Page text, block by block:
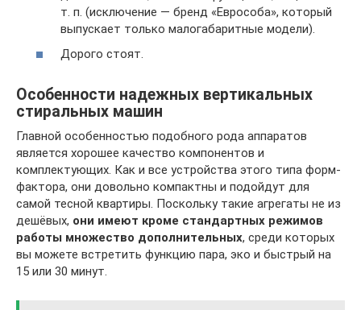
т. п. (исключение — бренд «Еврособа», который
выпускает только малогабаритные модели).
Дорого стоят.
Особенности надежных вертикальных
стиральных машин
Главной особенностью подобного рода аппаратов
является хорошее качество компонентов и
комплектующих. Как и все устройства этого типа форм-
фактора, они довольно компактны и подойдут для
самой тесной квартиры. Поскольку такие агрегаты не из
дешёвых, они имеют кроме стандартных режимов
работы множество дополнительных, среди которых
вы можете встретить функцию пара, эко и быстрый на
15 или 30 минут.